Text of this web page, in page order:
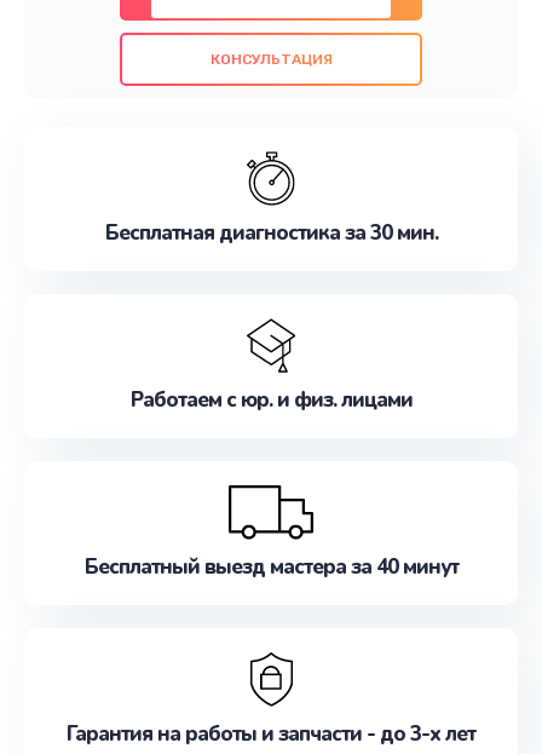
также гарантируем качество всех
проведенных работ. Наша цель - предоставить
наилучшим образом. Не медлите записаться на
КОНСУЛЬТАЦИЯ
Бесплатная диагностика за 30 мин.
Работаем с юр. и физ. лицами
Бесплатный выезд мастера за 40 минут
Гарантия на работы и запчасти - до 3-х лет